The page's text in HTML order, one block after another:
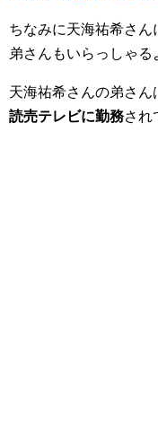
ちなみに天海祐希さん
弟さんもいらっしゃる
天海祐希さんの弟さん
読売テレビに勤務され